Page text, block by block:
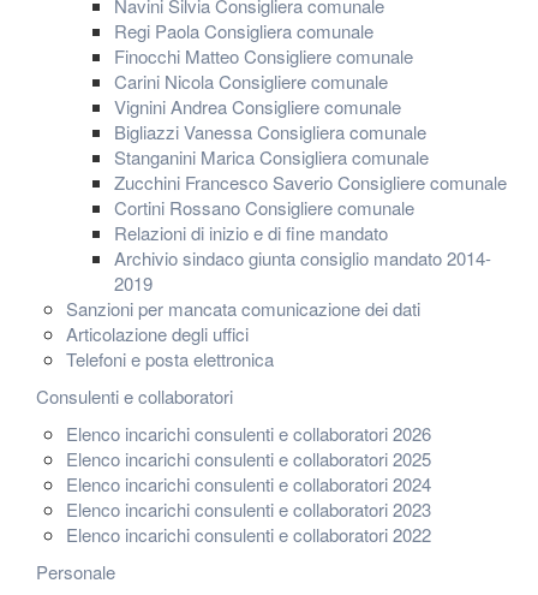
Navini Silvia Consigliera comunale
Regi Paola Consigliera comunale
Finocchi Matteo Consigliere comunale
Carini Nicola Consigliere comunale
Vignini Andrea Consigliere comunale
Bigliazzi Vanessa Consigliera comunale
Stanganini Marica Consigliera comunale
Zucchini Francesco Saverio Consigliere comunale
Cortini Rossano Consigliere comunale
Relazioni di inizio e di fine mandato
Archivio sindaco giunta consiglio mandato 2014-
2019
Sanzioni per mancata comunicazione dei dati
Articolazione degli uffici
Telefoni e posta elettronica
Consulenti e collaboratori
Elenco incarichi consulenti e collaboratori 2026
Elenco incarichi consulenti e collaboratori 2025
Elenco incarichi consulenti e collaboratori 2024
Elenco incarichi consulenti e collaboratori 2023
Elenco incarichi consulenti e collaboratori 2022
Personale